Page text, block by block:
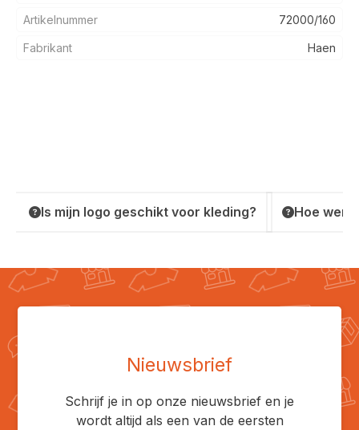
Artikelnummer 72000/160
Fabrikant Haen
Is mijn logo geschikt voor kleding? Hoe
Nieuwsbrief
Schrijf je in op onze nieuwsbrief en je
wordt altijd als een van de eersten